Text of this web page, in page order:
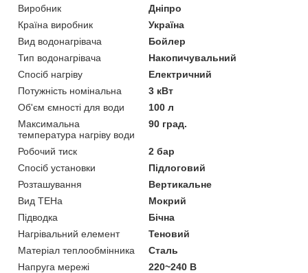
Виробник
Дніпро
Країна виробник
Україна
Вид водонагрівача
Бойлер
Тип водонагрівача
Накопичувальний
Спосіб нагріву
Електричний
Потужність номінальна
3 кВт
Об'єм ємності для води
100 л
Максимальна
температура нагріву води
90 град.
Робочий тиск
2 бар
Спосіб установки
Підлоговий
Розташування
Вертикальне
Вид ТЕНа
Мокрий
Підводка
Бічна
Нагрівальний елемент
Теновий
Матеріал теплообмінника
Сталь
Напруга мережі
220~240 В